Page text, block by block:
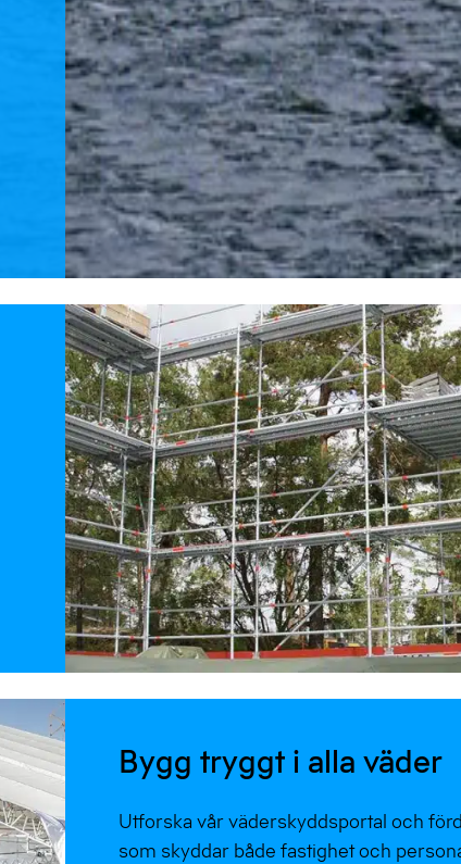
Bygg tryggt i alla väder
Utforska vår väderskyddsportal och
som skyddar både fastighet och